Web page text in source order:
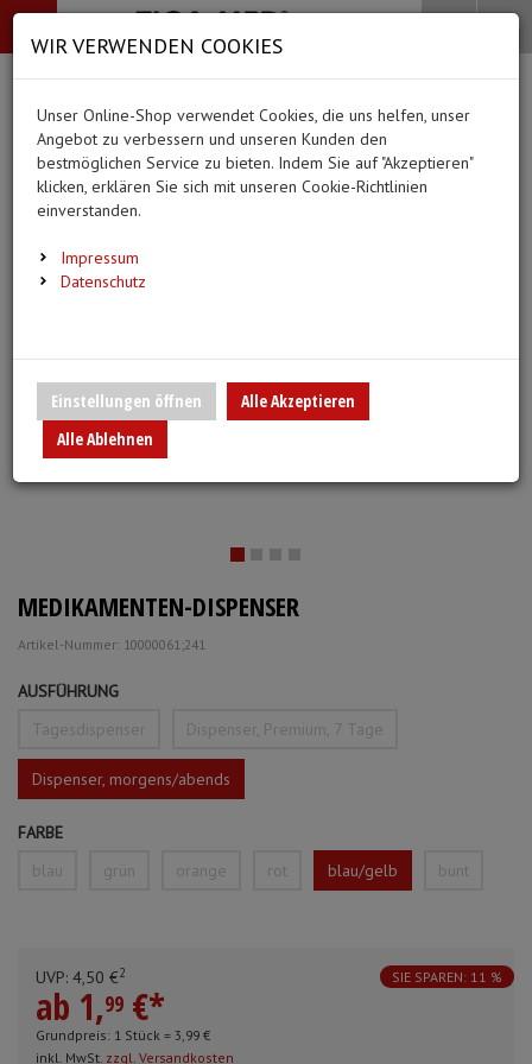
-->
Bekleidung
Alle Kategorien
BEKLEIDUNG
Überschuhe
Hauben
Medizinische Hilfsmittel
Alle Kategorien
MEDIZINISCHE
Ergebnisse)
Urinbeutel/Beinbeutel
Pflege & Alltag
Alle Kategorien
PFLEGE & ALLTAG (66 Ergebnisse)
Alle anzeigen
Waschhandschuhe
Medikation
Warm- und Kaltkompressen
Urinflaschen & Zubehör
Unterlagen und Abdeckungen
Alle Kategorien
DIAGNOSTIK &
EKG-Elektroden &
Fieberthermometer
Anmelden |
Ihr Warenkorb ist momentan leer.
Ergebnisse () Fertig
Menü Search
MEDIKAMENTEN-DISPENSER
Artikel-Nummer: 10000061;241
AUSFÜHRUNG
Tagesdispenser
Dispenser, Premium, 7 Tage
Dispenser, morgens/abends
FARBE
blau
grün orange rot blau/gelb bunt
UVP: 4,50 €2
ab 1,99 €*
SIE SPAREN: 11 %
Grundpreis: 1 Stück = 3,99 €
inkl. MwSt. zzgl. Versandkosten
WIR VERWENDEN COOKIES
Unser Online-Shop verwendet Cookies, die uns helfen, unser
Angebot zu verbessern und unseren Kunden den
bestmöglichen Service zu bieten. Indem Sie auf "Akzeptieren"
klicken, erklären Sie sich mit unseren Cookie-Richtlinien
einverstanden.
Impressum
Datenschutz
Einstellungen öffnen
Alle Akzeptieren
Alle Ablehnen